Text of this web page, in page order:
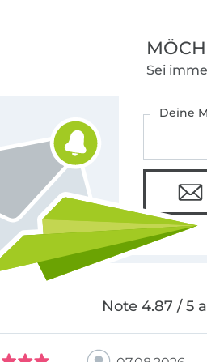
Sei
Deine
Note 4.87 / 5